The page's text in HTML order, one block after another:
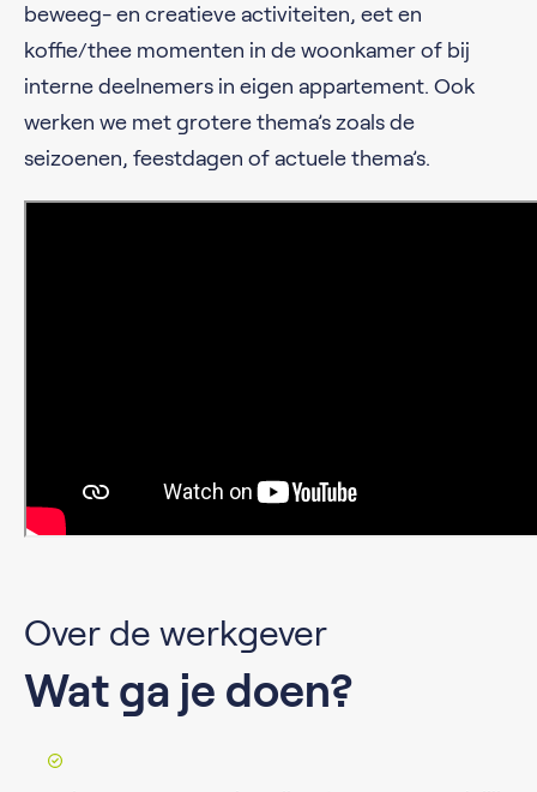
beweeg- en creatieve activiteiten, eet en
koffie/thee momenten in de woonkamer of bij
interne deelnemers in eigen appartement. Ook
werken we met grotere thema’s zoals de
seizoenen, feestdagen of actuele thema’s.
Over de werkgever
Wat ga je doen?